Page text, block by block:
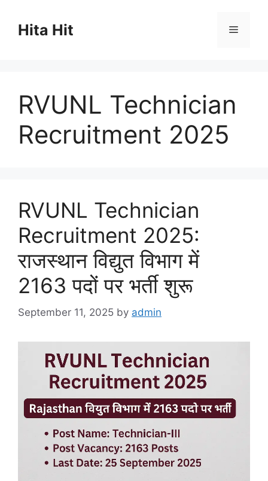
contentHita Hit Menu
RVUNL Technician
Recruitment 2025
RVUNL Technician
Recruitment 2025:
राजस्थान विद्युत विभाग में
2163 पदों पर भर्ती शुरू
September 11, 2025 by admin